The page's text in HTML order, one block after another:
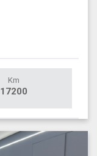
Km
17200